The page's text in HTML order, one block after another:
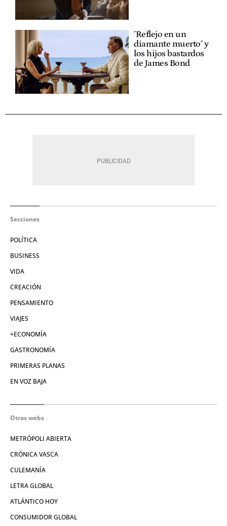
´Reflejo en un
diamante muerto´ y
los hijos bastardos
de James Bond
Secciones
POLÍTICA
BUSINESS
VIDA
CREACIÓN
PENSAMIENTO
VIAJES
+ECONOMÍA
GASTRONOMÍA
PRIMERAS PLANAS
EN VOZ BAJA
Otras webs
METRÓPOLI ABIERTA
CRÓNICA VASCA
CULEMANÍA
LETRA GLOBAL
ATLÁNTICO HOY
CONSUMIDOR GLOBAL